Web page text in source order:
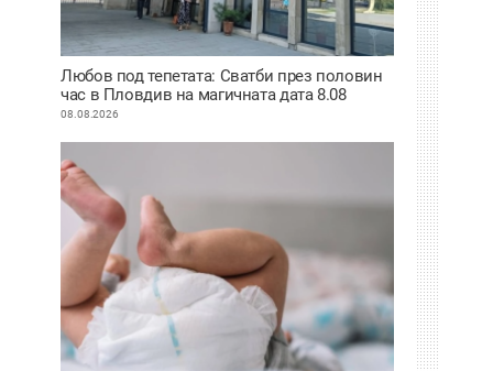
Любов под тепетата: Сватби през половин
час в Пловдив на магичната дата 8.08
08.08.2026